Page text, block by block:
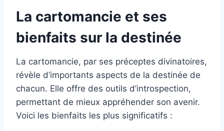
La cartomancie et ses
bienfaits sur la destinée
La cartomancie, par ses préceptes divinatoires,
révèle d’importants aspects de la destinée de
chacun. Elle offre des outils d’introspection,
permettant de mieux appréhender son avenir.
Voici les bienfaits les plus significatifs :